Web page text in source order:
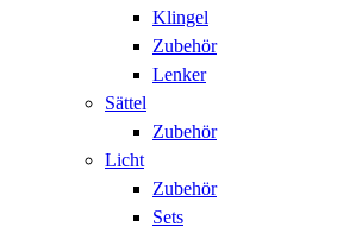
Klingel
Zubehör
Lenker
Sättel
Zubehör
Licht
Zubehör
Sets